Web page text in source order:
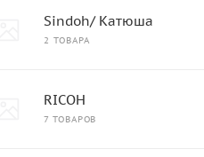
Sindoh/ Катюша
2 ТОВАРА
RICOH
7 ТОВАРОВ